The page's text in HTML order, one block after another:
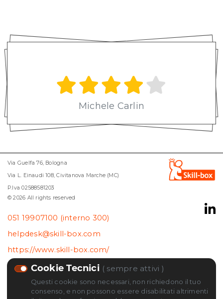
Michele Carlin
Via Guelfa 76, Bologna
Via L. Einaudi 108, Civitanova Marche (MC)
P.Iva 02588581203
© 2026 All rights reserved
051 19907100 (interno 300)
helpdesk@skill-box.com
https://www.skill-box.com/
cambia le tue preferenze sui cookie
Skill-box Srl
Cookie Tecnici ( sempre attivi )
Questi cookie sono necessari, non richiedono il tuo
consenso, e non possono essere disabilitati altrimenti